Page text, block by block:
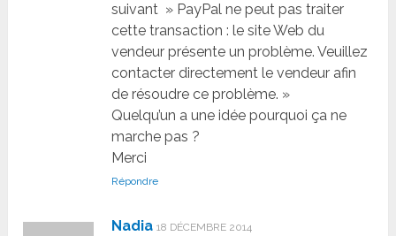
suivant » PayPal ne peut pas traiter
cette transaction : le site Web du
vendeur présente un problème. Veuillez
contacter directement le vendeur afin
de résoudre ce problème. »
Quelqu’un a une idée pourquoi ça ne
marche pas ?
Merci
Répondre
Nadia 18 DÉCEMBRE 2014